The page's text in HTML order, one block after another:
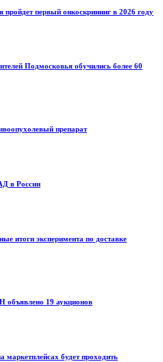
первый онкоскрининг в 2026 году
Подмосковья обучились более 60
препарат
в России
итоги эксперимента по доставке
объявлено 19 аукционов
будет проходить